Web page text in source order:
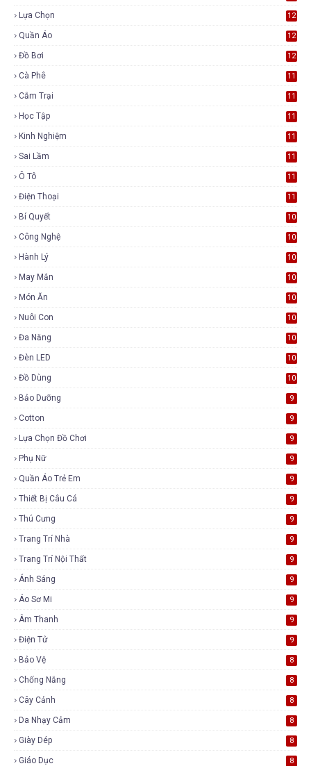
Lựa Chọn 12
Quần Áo 12
Đồ Bơi 12
Cà Phê 11
Cắm Trại 11
Học Tập 11
Kinh Nghiệm 11
Sai Lầm 11
Ô Tô 11
Điện Thoại 11
Bí Quyết 10
Công Nghệ 10
Hành Lý 10
May Mắn 10
Món Ăn 10
Nuôi Con 10
Đa Năng 10
Đèn LED 10
Đồ Dùng 10
Bảo Dưỡng 9
Cotton 9
Lựa Chọn Đồ Chơi 9
Phụ Nữ 9
Quần Áo Trẻ Em 9
Thiết Bị Câu Cá 9
Thú Cưng 9
Trang Trí Nhà 9
Trang Trí Nội Thất 9
Ánh Sáng 9
Áo Sơ Mi 9
Âm Thanh 9
Điện Tử 9
Bảo Vệ 8
Chống Nắng 8
Cây Cảnh 8
Da Nhạy Cảm 8
Giày Dép 8
Giáo Dục 8